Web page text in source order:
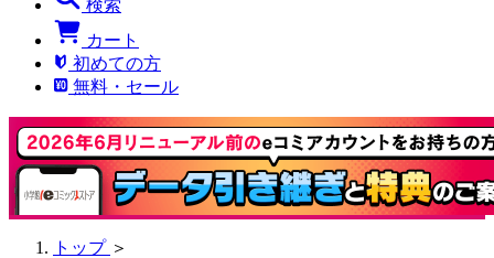
検索
カート
初めての方
無料・セール
トップ ＞